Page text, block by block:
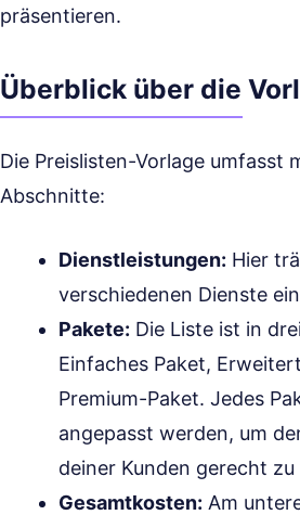
präsentieren.
Überblick über die
Die Preislisten-Vorlage umfasst
Abschnitte:
Dienstleistungen: Hier
verschiedenen Dienste
Pakete: Die Liste ist in
Einfaches Paket,
Premium-Paket. Jedes
angepasst werden, um
deiner Kunden gerecht
Gesamtkosten: Am